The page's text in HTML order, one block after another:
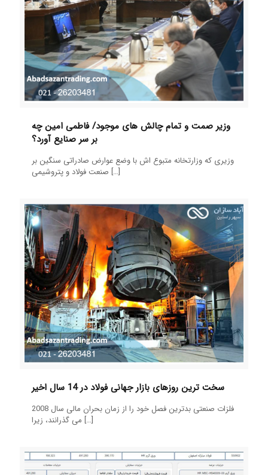
وزیر صمت و تمام چالش های موجود/ فاطمی امین چه
بر سر صنایع آورد؟
وزیری که وزارتخانه متبوع اش با وضع عوارض صادراتی سنگین بر
صنعت فولاد و پتروشیمی […]
سخت ترین روزهای بازار جهانی فولاد در 14 سال اخیر
فلزات صنعتی بدترین فصل خود را از زمان بحران مالی سال 2008
می گذرانند، زیرا […]